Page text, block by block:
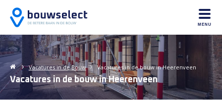
MENU
Vacatures in deBouw Vacatures in de bouw in Heerenveen
Vacatures in de bouw in Heerenveen